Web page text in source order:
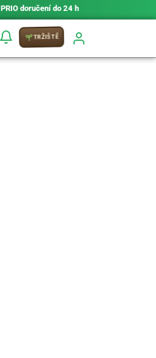
PRIO doručení do 24 h
TRŽIŠTĚ